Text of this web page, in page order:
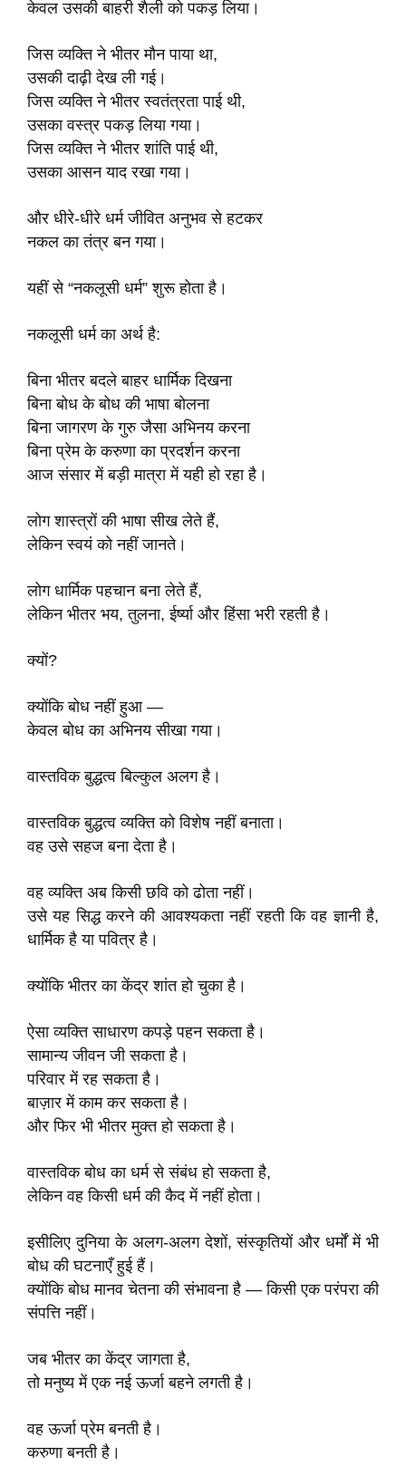
केवल उसकी बाहरी शैली को पकड़ लिया।
जिस व्यक्ति ने भीतर मौन पाया था,
उसकी दाढ़ी देख ली गई।
जिस व्यक्ति ने भीतर स्वतंत्रता पाई थी,
उसका वस्त्र पकड़ लिया गया।
जिस व्यक्ति ने भीतर शांति पाई थी,
उसका आसन याद रखा गया।
और धीरे-धीरे धर्म जीवित अनुभव से हटकर
नकल का तंत्र बन गया।
यहीं से “नकलूसी धर्म” शुरू होता है।
नकलूसी धर्म का अर्थ है:
बिना भीतर बदले बाहर धार्मिक दिखना
बिना बोध के बोध की भाषा बोलना
बिना जागरण के गुरु जैसा अभिनय करना
बिना प्रेम के करुणा का प्रदर्शन करना
आज संसार में बड़ी मात्रा में यही हो रहा है।
लोग शास्त्रों की भाषा सीख लेते हैं,
लेकिन स्वयं को नहीं जानते।
लोग धार्मिक पहचान बना लेते हैं,
लेकिन भीतर भय, तुलना, ईर्ष्या और हिंसा भरी रहती है।
क्यों?
क्योंकि बोध नहीं हुआ —
केवल बोध का अभिनय सीखा गया।
वास्तविक बुद्धत्व बिल्कुल अलग है।
वास्तविक बुद्धत्व व्यक्ति को विशेष नहीं बनाता।
वह उसे सहज बना देता है।
वह व्यक्ति अब किसी छवि को ढोता नहीं।
उसे यह सिद्ध करने की आवश्यकता नहीं रहती कि वह ज्ञानी है,
धार्मिक है या पवित्र है।
क्योंकि भीतर का केंद्र शांत हो चुका है।
ऐसा व्यक्ति साधारण कपड़े पहन सकता है।
सामान्य जीवन जी सकता है।
परिवार में रह सकता है।
बाज़ार में काम कर सकता है।
और फिर भी भीतर मुक्त हो सकता है।
वास्तविक बोध का धर्म से संबंध हो सकता है,
लेकिन वह किसी धर्म की कैद में नहीं होता।
इसीलिए दुनिया के अलग-अलग देशों, संस्कृतियों और धर्मों में भी
बोध की घटनाएँ हुई हैं।
क्योंकि बोध मानव चेतना की संभावना है — किसी एक परंपरा की
संपत्ति नहीं।
जब भीतर का केंद्र जागता है,
तो मनुष्य में एक नई ऊर्जा बहने लगती है।
वह ऊर्जा प्रेम बनती है।
करुणा बनती है।